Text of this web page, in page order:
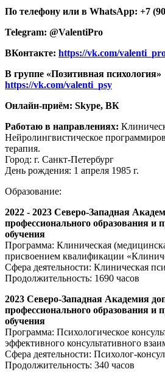
По телефону или в WhatsApp: +7
Telegram: @ValentiPro
ВКонтакте: https://vk.com/
В группе «Позитивная психология»
https://vk.com/valenti_psy
Онлайн-приём: Skype, ВК
Работаю в направлениях:
Нейролингвистическое
терапия.
Город: г. Санкт-Петербург
День рождения: 1 апреля 1985 г.
Образование:
2022 - 2023 Северо-Западная
профессионального образования и
обучения
Программа: Клиническая
присвоением квалификации
Сфера деятельности: Клиническая
Продолжительность: 1690 часов
2023 Северо-Западная Академия
профессионального образования и
обучения
Программа: Психологическое
эффективного консультативного
Сфера деятельности: Психолог-
Продолжительность: 340 часов